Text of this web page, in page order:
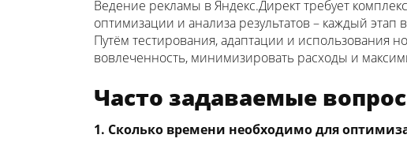
Ведение рекламы в Яндекс.Директ требует
оптимизации и анализа результатов – каждый
Путём тестирования, адаптации и использования
вовлеченность, минимизировать расходы и
Часто задаваемые
1. Сколько времени необходимо для